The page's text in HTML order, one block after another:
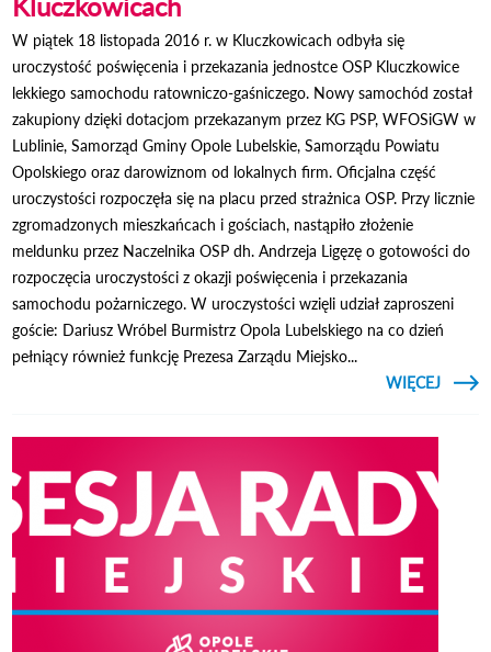
W piątek 18 listopada 2016 r. w Kluczkowicach odbyła się
uroczystość poświęcenia i przekazania jednostce OSP Kluczkowice
lekkiego samochodu ratowniczo-gaśniczego. Nowy samochód został
zakupiony dzięki dotacjom przekazanym przez KG PSP, WFOSiGW w
Lublinie, Samorząd Gminy Opole Lubelskie, Samorządu Powiatu
Opolskiego oraz darowiznom od lokalnych firm. Oficjalna część
uroczystości rozpoczęła się na placu przed strażnica OSP. Przy licznie
zgromadzonych mieszkańcach i gościach, nastąpiło złożenie
meldunku przez Naczelnika OSP dh. Andrzeja Ligęzę o gotowości do
rozpoczęcia uroczystości z okazji poświęcenia i przekazania
samochodu pożarniczego. W uroczystości wzięli udział zaproszeni
goście: Dariusz Wróbel Burmistrz Opola Lubelskiego na co dzień
pełniący również funkcję Prezesa Zarządu Miejsko...
CZYTAJ
WIĘCEJ